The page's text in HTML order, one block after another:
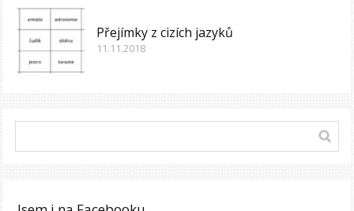
Přejímky z cizích jazyků
11.11.2018